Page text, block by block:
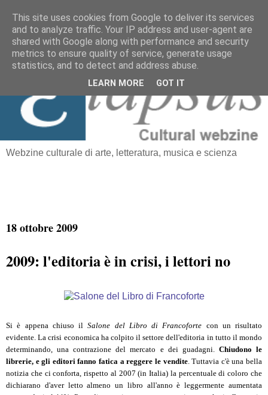
≡ Elapsus
Webzine culturale di arte, letteratura, musica e scienza
18 ottobre 2009
2009: l'editoria è in crisi, i lettori no
Si è appena chiuso ilSalone del Libro di Francoforte con un risultato
evidente. La crisi economica ha colpito il settore dell'editoria in tutto il mondo
determinando, una contrazione del mercato e dei guadagni. Chiudono le
librerie, e gli editori fanno fatica a reggere le vendite. Tuttavia c'è una bella
notizia che ci conforta, rispetto al 2007 (in Italia) la percentuale di coloro che
dichiarano d'aver letto almeno un libro all'anno è leggermente aumentata
This site uses cookies from Google to deliver its services
and to analyze traffic. Your IP address and user-agent are
shared with Google along with performance and security
metrics to ensure quality of service, generate usage
statistics, and to detect and address abuse.
LEARN MORE GOT IT